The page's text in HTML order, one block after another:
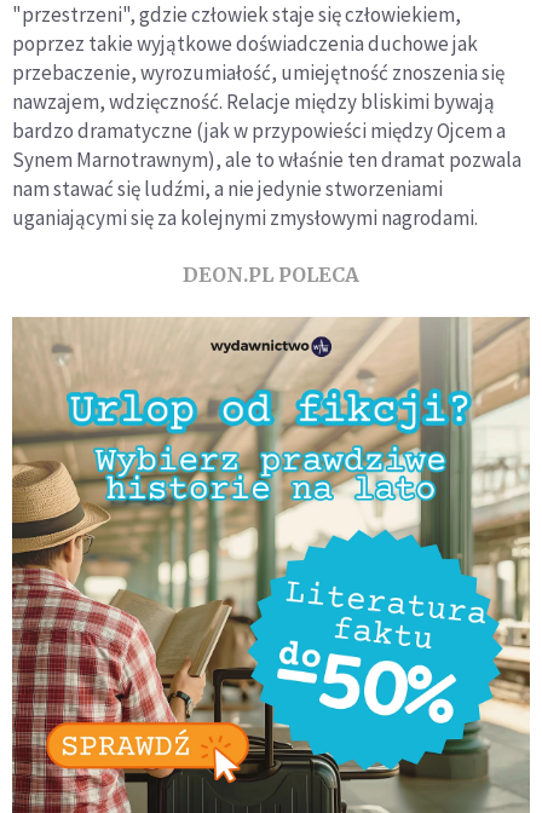
"przestrzeni", gdzie człowiek staje się człowiekiem,
poprzez takie wyjątkowe doświadczenia duchowe jak
przebaczenie, wyrozumiałość, umiejętność znoszenia się
nawzajem, wdzięczność. Relacje między bliskimi bywają
bardzo dramatyczne (jak w przypowieści między Ojcem a
Synem Marnotrawnym), ale to właśnie ten dramat pozwala
nam stawać się ludźmi, a nie jedynie stworzeniami
uganiającymi się za kolejnymi zmysłowymi nagrodami.
DEON.PL POLECA